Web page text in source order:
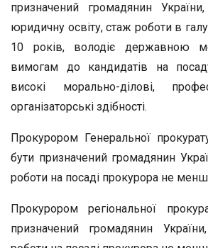
призначений громадянин
юридичну освіту, стаж роботи в
10 років, володіє державною
вимогам до кандидатів на
високі морально-ділові,
організаторські здібності.
Прокурором Генеральної
бути призначений громадянин
роботи на посаді прокурора не
Прокурором регіональної
призначений громадянин